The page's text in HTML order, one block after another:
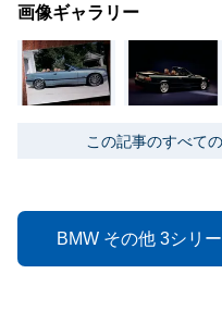
画像ギャラリー
この記事のすべて
BMW その他 3シリ